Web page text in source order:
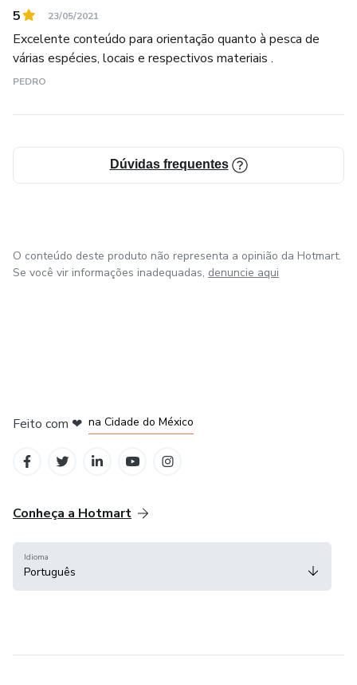
5 23/05/2021
Excelente conteúdo para orientação quanto à pesca de
várias espécies, locais e respectivos materiais .
PEDRO
Dúvidas frequentes
O conteúdo deste produto não representa a opinião da Hotmart.
Se você vir informações inadequadas, denuncie aqui
Feito com ❤ na Cidade do México
Conheça a Hotmart
Idioma
Português